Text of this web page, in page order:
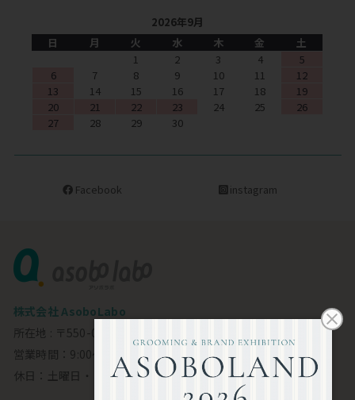
2026年9月
日
月 火 水 木 金
土
1
2 3 4
5
6
7 8 9 10 11
12
13
14 15 16 17 18
19
20
21 22 23 24 25
26
27
28 29 30
Facebook instagram
株式会社 AsoboLabo
所在地 : 〒550-0002 大阪市西区江戸堀1-23-11 6F
営業時間：9:00～18:00
休日：土曜日・日曜日・祝日